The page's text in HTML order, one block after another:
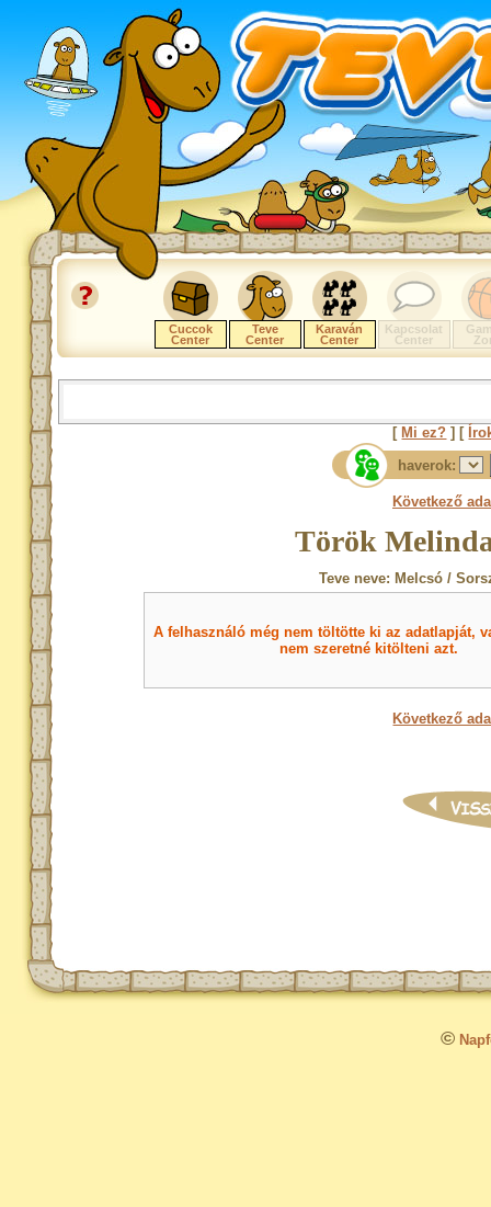
Cuccok
Center
Teve
Center
Karaván
Center
Kapcsolat
Center
[ Mi ez? ] [
haverok:
Következő
Török
Teve neve: Melcsó /
A felhasználó még nem töltötte ki az adatlapját,
nem szeretné kitölteni azt.
Következő
©